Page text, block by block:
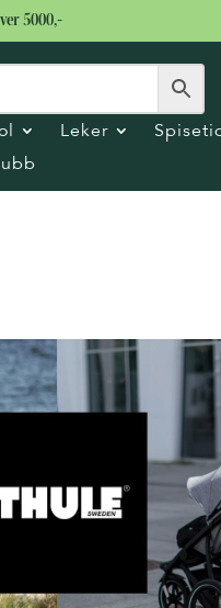
5000,-
Leker